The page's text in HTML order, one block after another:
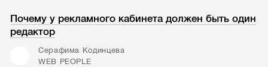
Почему у рекламного кабинета должен быть один
редактор
Серафима Кодинцева
WEB PEOPLE